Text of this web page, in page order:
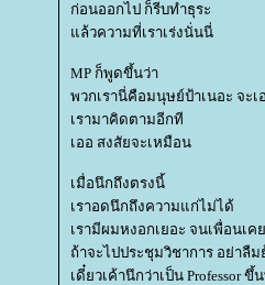
ก่อนออกไป ก็รีบทำธุระ
ล้วความที่เราเร่งนั่นนี่
MP ก็พูดขึ้นว่า
พวกเรานี่คือมนุษย์ป้าเนอะ จะเ
เรามาคิดตามอีกที
เออ สงสัยจะเหมือน
เมื่อนึกถึงตรงนี้
เราอดนึกถึงความแก่ไม่ได้
เรามีผมหงอกเยอะ จนเพื่อนเค
ถ้าจะไปประชุมวิชาการ อย่าลื
เดี๋ยวเค้านึกว่าเป็น Professor